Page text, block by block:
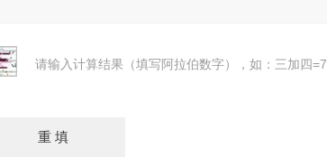
请输入计算结果（填写阿拉伯数字），如：三加四=7